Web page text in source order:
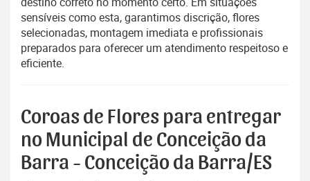
sensíveis como esta, garantimos discrição, flores
selecionadas, montagem imediata e profissionais
preparados para oferecer um atendimento respeitoso e
eficiente.
Coroas de Flores para entregar
no Municipal de Conceição da
Barra - Conceição da Barra/ES